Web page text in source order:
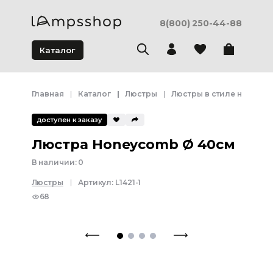
8(800) 250-44-88
Каталог
Главная Каталог Люстры Люстры в стиле
доступен к заказу
Люстра Honeycomb Ø 40см
В наличии: 0
Люстры Артикул: L1421-1
68